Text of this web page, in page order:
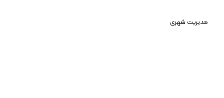
مدیریت شهری